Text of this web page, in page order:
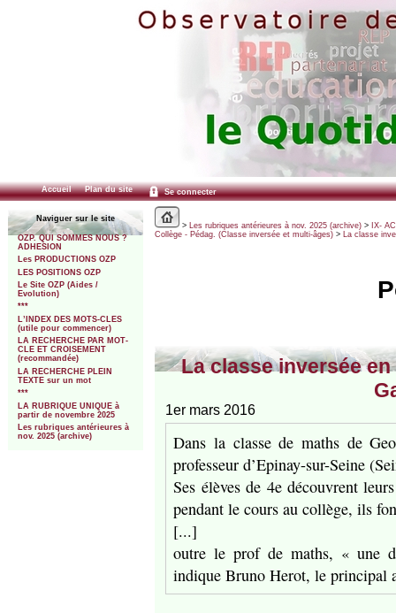
Accueil Plan du site Se connecter
Naviguer sur le site
OZP. QUI SOMMES NOUS ?
ADHESION
Les PRODUCTIONS OZP
LES POSITIONS OZP
Le Site OZP (Aides /
Evolution)
***
L’INDEX DES MOTS-CLES
(utile pour commencer)
LA RECHERCHE PAR MOT-
CLE ET CROISEMENT
(recommandée)
LA RECHERCHE PLEIN
TEXTE sur un mot
***
LA RUBRIQUE UNIQUE à
partir de novembre 2025
Les rubriques antérieures à
nov. 2025 (archive)
> Les rubriques antérieures à nov. 2025 (archive)> IX-
Collège - Pédag. (Classe inversée et multi-âges)> La classe
La classe inversée
1er mars 2016
Dans la classe de maths de
professeur d’Epinay-sur-Seine
Ses élèves de 4e découvrent
pendant le cours au collège, ils
[...]
outre le prof de maths, « une
indique Bruno Herot, le principal